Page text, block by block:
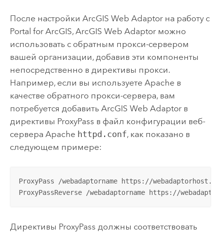
После настройки ArcGIS Web Adaptorна работу с
Portal for ArcGIS, ArcGIS Web Adaptorможно
использовать с обратным прокси-сервером
вашей организации, добавив эти компоненты
непосредственно в директивы прокси.
Например, если вы используете Apache в
качестве обратного прокси-сервера, вам
потребуется добавить ArcGIS Web Adaptorв
директивы ProxyPass в файл конфигурации веб-
сервера Apache httpd.conf, как показано в
следующем примере:
ProxyPass /webadaptorname https://
ProxyPassReverse /webadaptorname https://
Директивы ProxyPass должны соответствовать